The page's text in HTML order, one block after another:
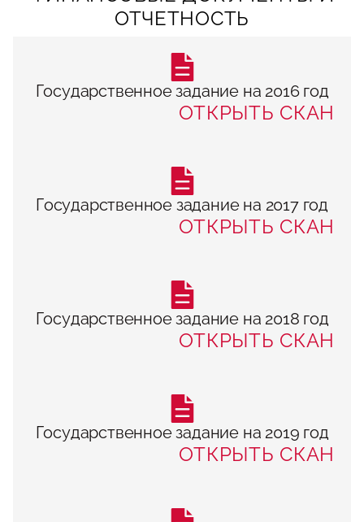
ОТЧЕТНОСТЬ
Государственное задание на 2016 год
ОТКРЫТЬ СКАН
Государственное задание на 2017 год
ОТКРЫТЬ СКАН
Государственное задание на 2018 год
ОТКРЫТЬ СКАН
Государственное задание на 2019 год
ОТКРЫТЬ СКАН